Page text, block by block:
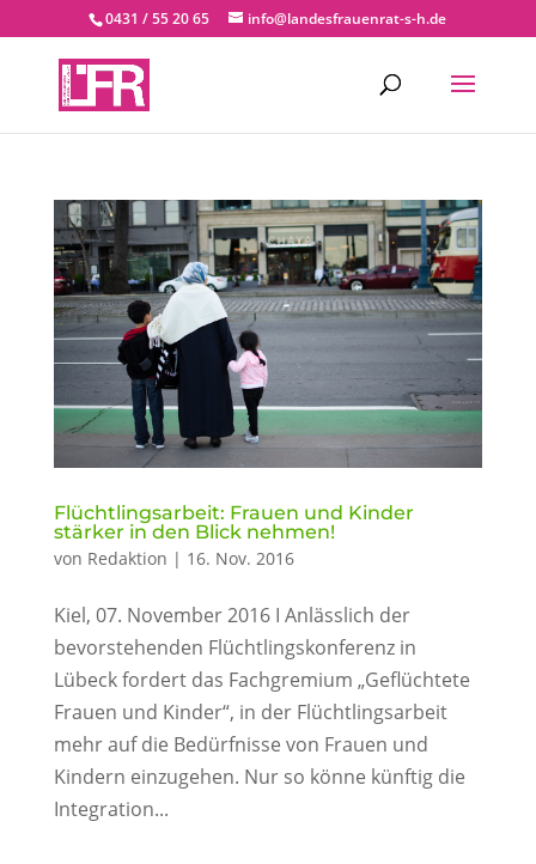
0431 / 55 20 65 info@landesfrauenrat-s-h.de
Flüchtlingsarbeit: Frauen und Kinder
stärker in den Blick nehmen!
von Redaktion | 16. Nov. 2016
Kiel, 07. November 2016 I Anlässlich der
bevorstehenden Flüchtlingskonferenz in
Lübeck fordert das Fachgremium „Geflüchtete
Frauen und Kinder“, in der Flüchtlingsarbeit
mehr auf die Bedürfnisse von Frauen und
Kindern einzugehen. Nur so könne künftig die
Integration...